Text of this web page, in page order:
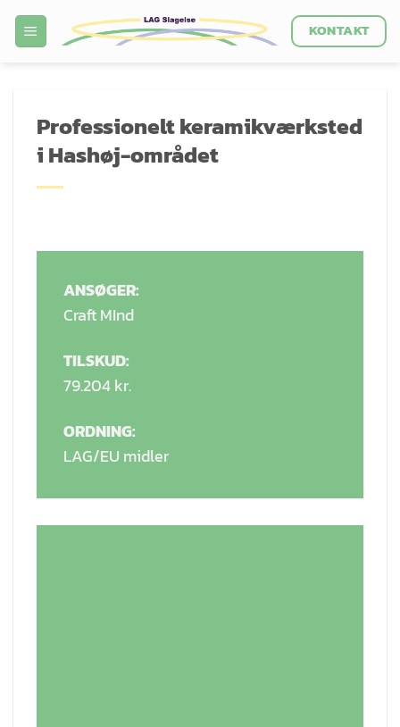
Fortsæt
KONTAKT
Professionelt keramikværksted
i Hashøj-området
ANSØGER:
Craft MInd
TILSKUD:
79.204 kr.
ORDNING:
LAG/EU midler